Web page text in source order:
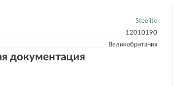
Steelite
12010190
Великобритания
документация